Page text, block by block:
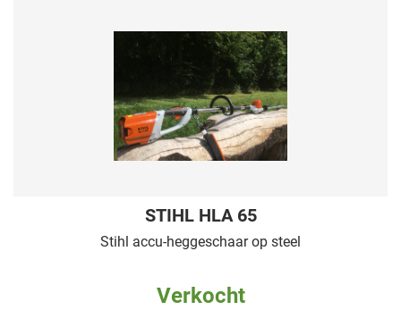
STIHL HLA 65
Stihl accu-heggeschaar op steel
Verkocht